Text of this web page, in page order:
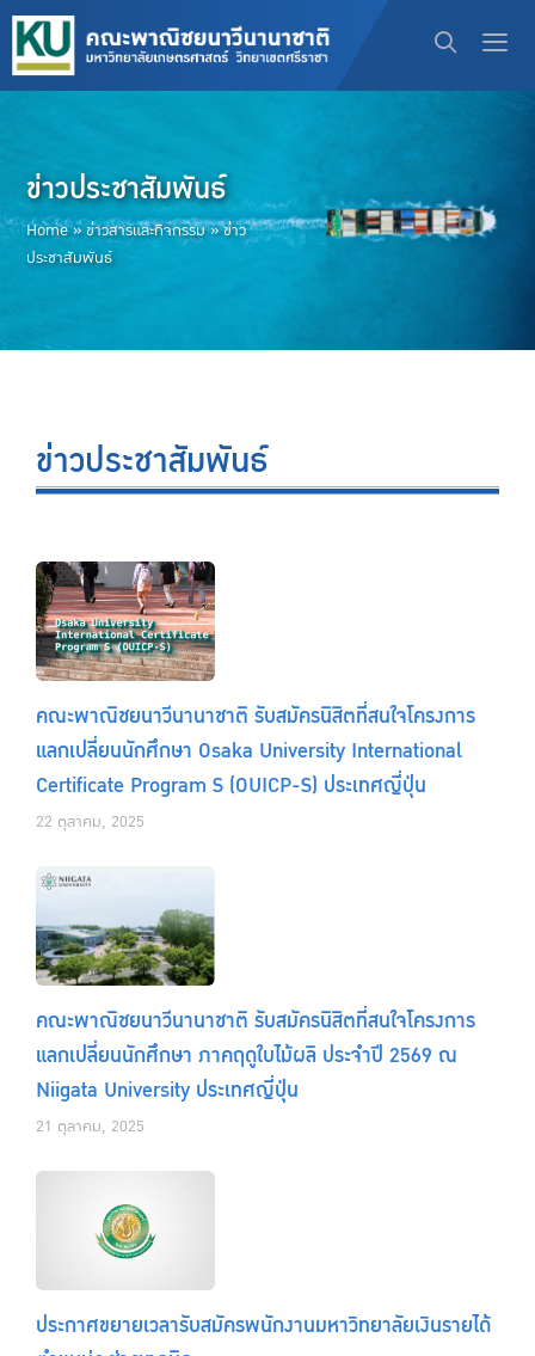
ข่าวประชาสัมพันธ์
Home »ข่าวสารและกิจกรรม»ข่าว
ประชาสัมพันธ์
ข่าวประชาสัมพันธ์
คณะพาณิชยนาวีนานาชาติ รับสมัครนิสิตที่สนใจโครงการ
แลกเปลี่ยนนักศึกษา Osaka University International
Certificate Program S (OUICP-S) ประเทศญี่ปุ่น
22 ตุลาคม, 2025
คณะพาณิชยนาวีนานาชาติ รับสมัครนิสิตที่สนใจโครงการ
แลกเปลี่ยนนักศึกษา ภาคฤดูใบไม้ผลิ ประจำปี 2569 ณ
Niigata University ประเทศญี่ปุ่น
21 ตุลาคม, 2025
ประกาศขยายเวลารับสมัครพนักงานมหาวิทยาลัยเงินรายได้